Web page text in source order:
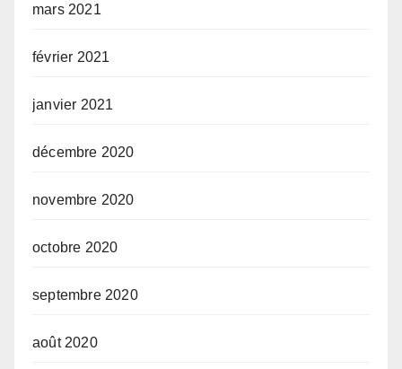
mars 2021
février 2021
janvier 2021
décembre 2020
novembre 2020
octobre 2020
septembre 2020
août 2020